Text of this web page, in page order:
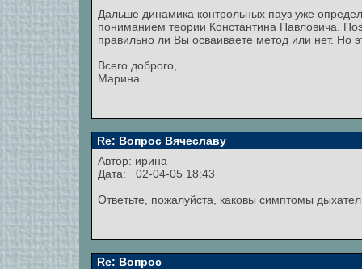
Дальше динамика контрольных пауз уже
пониманием теории Константина Павловича.
правильно ли Вы осваиваете метод или нет. Но
Всего доброго,
Марина.
Re: Вопрос Вячеславу
Автор: ирина
Дата: 02-04-05 18:43
Ответьте, пожалуйста, каковы симптомы
Re: Вопрос